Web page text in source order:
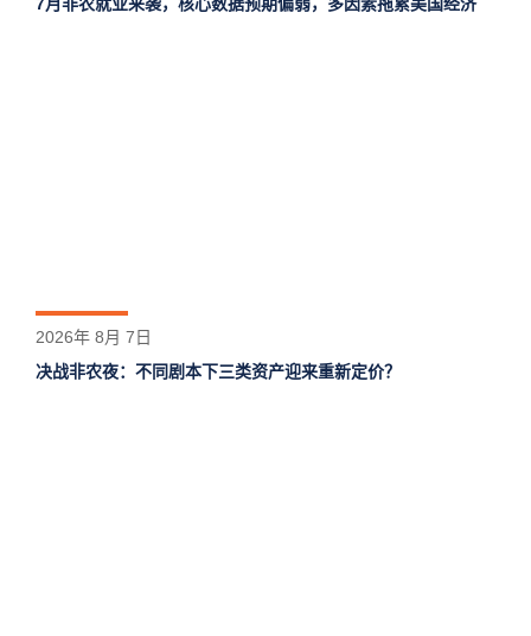
2026年 8月 7日
决战非农夜：不同剧本下三类资产迎来重新定价？